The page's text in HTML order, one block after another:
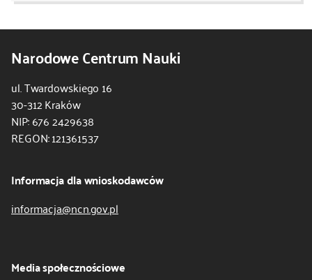
Narodowe Centrum Nauki
ul. Twardowskiego 16
30-312 Kraków
NIP: 676 2429638
REGON: 121361537
Informacja dla wnioskodawców
informacja@ncn.gov.pl
Media społecznościowe